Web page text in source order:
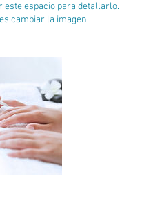
este espacio para detallarlo.
cambiar la imagen.